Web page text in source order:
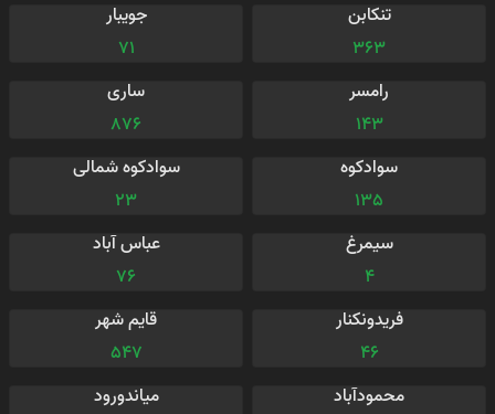
تنکابن
363
جویبار
71
رامسر
143
ساری
876
سوادکوه
135
سوادکوه شمالی
23
سیمرغ
4
عباس آباد
76
فریدونکنار
46
قایم شهر
547
محمودآباد
میاندورود